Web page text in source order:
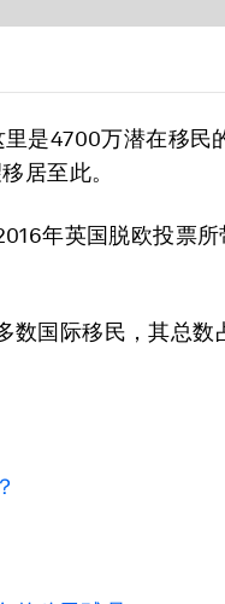
是4700万潜在移民
居至此。
年英国脱欧投票所
数国际移民，其总数